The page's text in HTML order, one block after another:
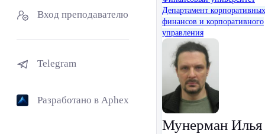
Вход преподавателю
Telegram
Разработано в Aphex
Департамент корпоративных
финансов и корпоративного
управления
Мунерман Илья